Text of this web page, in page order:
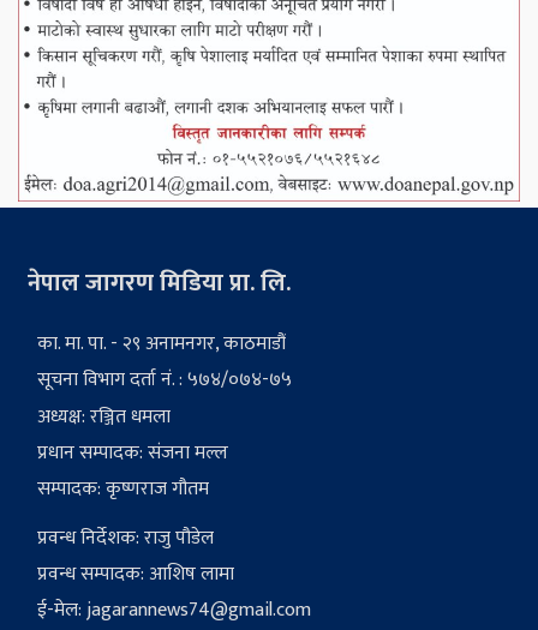
नेपाल जागरण मिडिया प्रा. लि.
का. मा. पा. - २९ अनामनगर, काठमाडौं
सूचना विभाग दर्ता नं. : ५७४/०७४-७५
अध्यक्ष: रञ्जित धमला
प्रधान सम्पादक: संजना मल्ल
सम्पादक: कृष्णराज गौतम
प्रवन्ध निर्देशक: राजु पौडेल
प्रवन्ध सम्पादक: आशिष लामा
ई-मेल:jagarannews74@gmail.com